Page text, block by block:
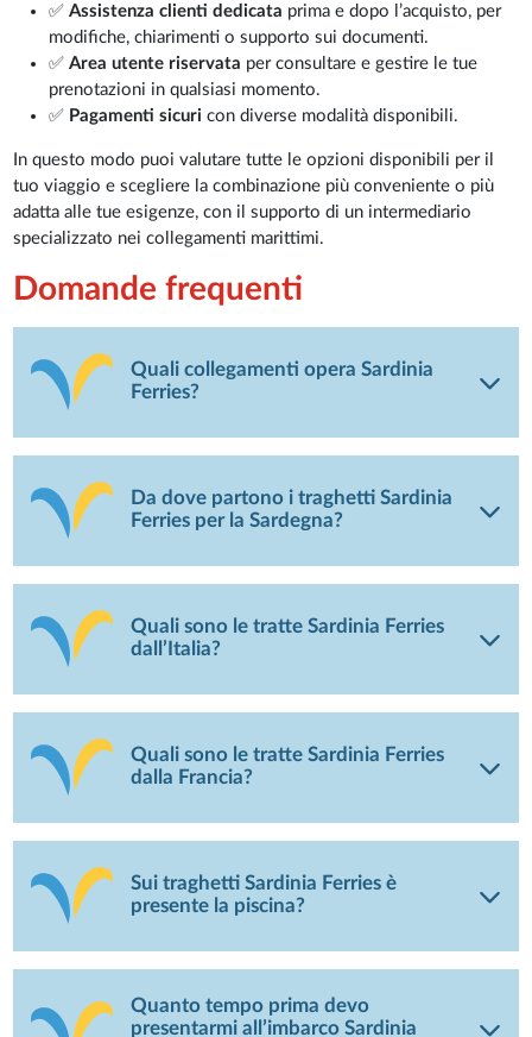
✅Assistenza clienti dedicata prima e dopo l’acquisto, per
modifiche, chiarimenti o supporto sui documenti.
✅Area utente riservata per consultare e gestire le tue
prenotazioni in qualsiasi momento.
✅ Pagamenti sicuri con diverse modalità disponibili.
In questo modo puoi valutare tutte le opzioni disponibili per il
tuo viaggio e scegliere la combinazione più conveniente o più
adatta alle tue esigenze, con il supporto di un intermediario
specializzato nei collegamenti marittimi.
Domande frequenti
Quali collegamenti opera Sardinia
Ferries?
Da dove partono i traghetti Sardinia
Ferries per la Sardegna?
Quali sono le tratte Sardinia Ferries
dall’Italia?
Quali sono le tratte Sardinia Ferries
dalla Francia?
Sui traghetti Sardinia Ferries è
presente la piscina?
Quanto tempo prima devo
presentarmi all’imbarco Sardinia